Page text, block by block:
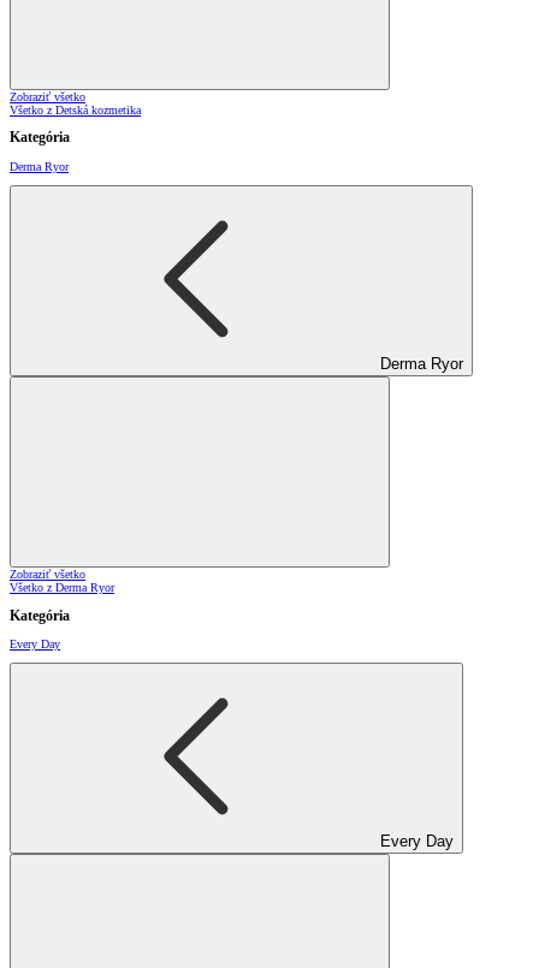
Zobraziť všetko
Všetko z Detská kozmetika
Kategória
Derma Ryor
Derma Ryor
Zobraziť všetko
Všetko z Derma Ryor
Kategória
Every Day
Every Day